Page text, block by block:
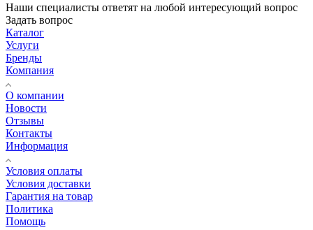
Наши специалисты ответят на любой интересующий вопрос
Задать вопрос
Каталог
Услуги
Бренды
Компания
О компании
Новости
Отзывы
Контакты
Информация
Условия оплаты
Условия доставки
Гарантия на товар
Политика
Помощь